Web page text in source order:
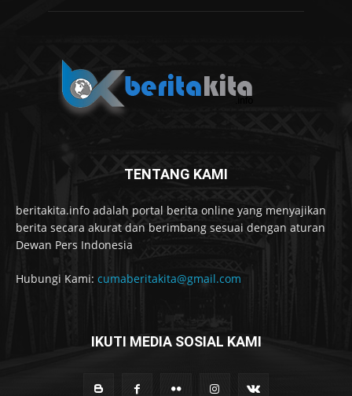
TENTANG KAMI
beritakita.info adalah portal berita online yang menyajikan
berita secara akurat dan berimbang sesuai dengan aturan
Dewan Pers Indonesia
Hubungi Kami: cumaberitakita@gmail.com
IKUTI MEDIA SOSIAL KAMI